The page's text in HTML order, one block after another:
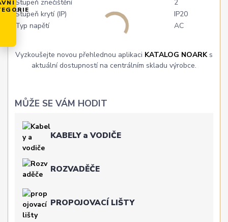
Stupeň znečištění
2
Stupeň krytí (IP)
IP20
Typ napětí
AC
Vyzkoušejte novou přehlednou aplikaci KATALOG NOARKs
aktuální dostupností na centrálním skladu výrobce.
MŮŽE SE VÁM HODIT
KABELY a VODIČE
ROZVADĚČE
PROPOJOVACÍ LIŠTY